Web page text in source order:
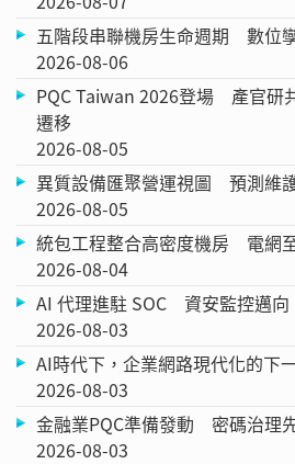
五階段串聯機房生命週期 數位
2026-08-06
PQC Taiwan 2026登場 產官研
遷移
2026-08-05
異質設備匯聚營運視圖 預測維
2026-08-05
統包工程整合高密度機房 電網
2026-08-04
AI 代理進駐 SOC 資安監控邁向
2026-08-03
AI時代下，企業網路現代化的下
2026-08-03
金融業PQC準備發動 密碼治理
2026-08-03